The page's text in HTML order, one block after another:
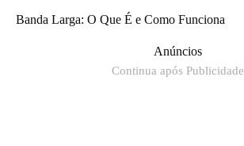
Banda Larga: O Que É e Como Funciona
Anúncios
Continua após Publicidade